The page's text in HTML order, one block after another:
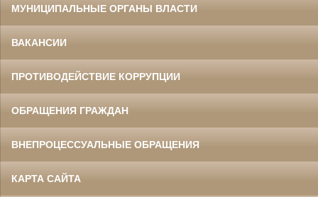
МУНИЦИПАЛЬНЫЕ ОРГАНЫ ВЛАСТИ
ВАКАНСИИ
ПРОТИВОДЕЙСТВИЕ КОРРУПЦИИ
ОБРАЩЕНИЯ ГРАЖДАН
ВНЕПРОЦЕССУАЛЬНЫЕ ОБРАЩЕНИЯ
КАРТА САЙТА